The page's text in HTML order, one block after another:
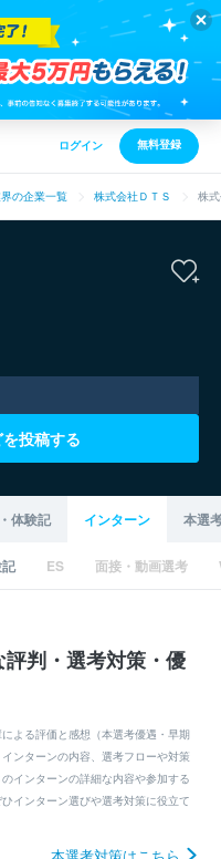
ログイン 無料登録
の企業一覧 株式会社ＤＴＳ 株
投稿する
体験記 インターン 本選
ES 面接・動画選考
判・選考対策・優
よる評価と感想（本選考優遇・早期
ンターンの内容、選考フローや対策
インターンの詳細な内容や参加する
インターン選びや選考対策に役立て
本選考対策はこちら